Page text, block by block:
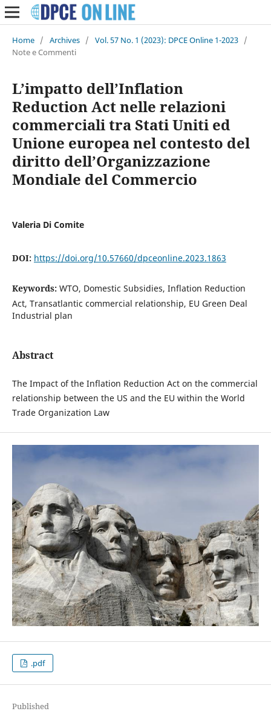
Home / Archives / Vol. 57 No. 1 (2023): DPCE Online 1-2023 /
Note e Commenti
L’impatto dell’Inflation
Reduction Act nelle relazioni
commerciali tra Stati Uniti ed
Unione europea nel contesto del
diritto dell’Organizzazione
Mondiale del Commercio
Valeria Di Comite
DOI: https://doi.org/10.57660/dpceonline.2023.1863
Keywords: WTO, Domestic Subsidies, Inflation Reduction
Act, Transatlantic commercial relationship, EU Green Deal
Industrial plan
Abstract
The Impact of the Inflation Reduction Act on the commercial
relationship between the US and the EU within the World
Trade Organization Law
.pdf
Published